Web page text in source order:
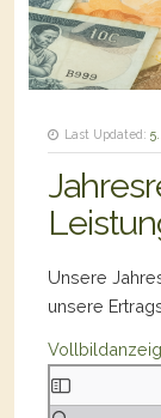
Last Updated:
Unsere
unsere
Skip
to